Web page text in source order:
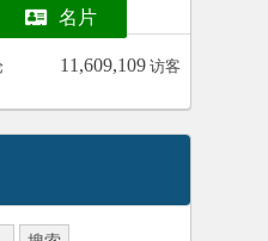
名片
11,609,109 访客